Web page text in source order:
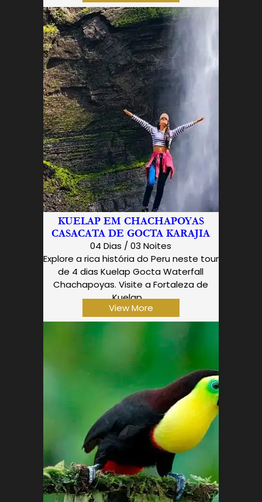
KUELAP EM CHACHAPOYAS
CASACATA DE GOCTA KARAJIA
04 Dias / 03 Noites
Explore a rica história do Peru neste tour
de 4 dias Kuelap Gocta Waterfall
Chachapoyas. Visite a Fortaleza de
Kuelap,…
View More